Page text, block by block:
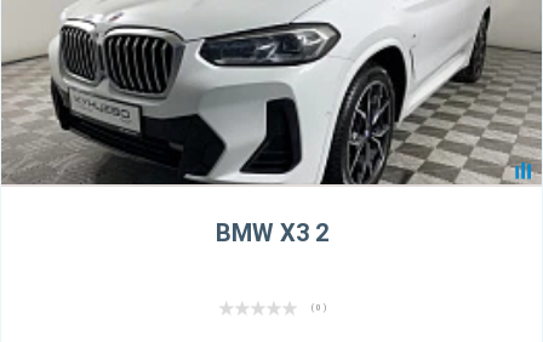
BMW X3 2
( 0 )